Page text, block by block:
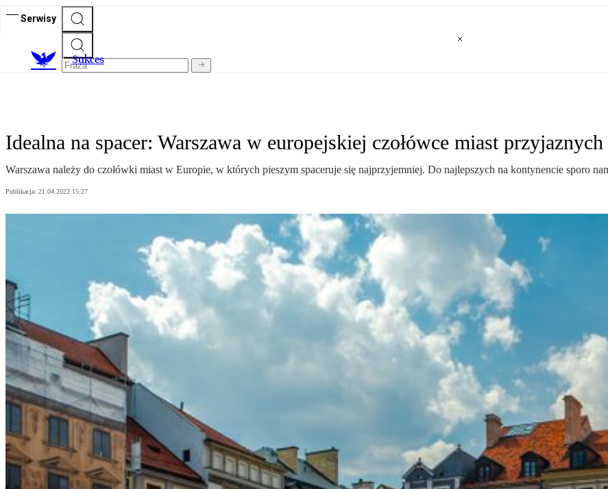
Serwisy
Sukces
Idealna na spacer: Warszawa w europejskiej czołówce miast
Warszawa należy do czołówki miast w Europie, w których pieszym spaceruje się najprzyjemniej. Do najlepszych na kontynencie sporo
Publikacja: 21.04.2022 15:27